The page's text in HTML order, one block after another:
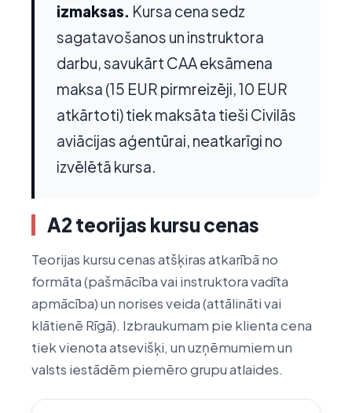
izmaksas. Kursa cena sedz
sagatavošanos un instruktora
darbu, savukārt CAA eksāmena
maksa (15 EUR pirmreizēji, 10 EUR
atkārtoti) tiek maksāta tieši Civilās
aviācijas aģentūrai, neatkarīgi no
izvēlētā kursa.
A2 teorijas kursu cenas
Teorijas kursu cenas atšķiras atkarībā no
formāta (pašmācība vai instruktora vadīta
apmācība) un norises veida (attālināti vai
klātienē Rīgā). Izbraukumam pie klienta cena
tiek vienota atsevišķi, un uzņēmumiem un
valsts iestādēm piemēro grupu atlaides.